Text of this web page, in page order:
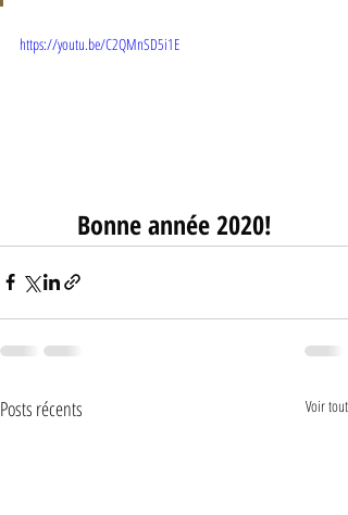
https://youtu.be/C2QMnSD5i1E
Bonne année 2020!
Posts récents Voir tout